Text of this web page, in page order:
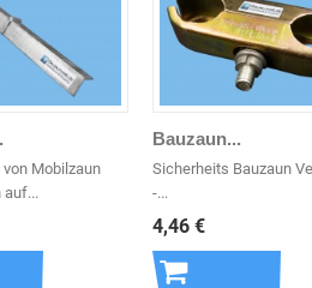
Mobilzaun
auf...
Bauzaun...
Sicherheits Bauzaun
-...
4,46 €